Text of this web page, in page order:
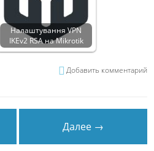
Налаштування VPN
IKEv2 RSA на Mikrotik
Добавить комментарий
Далее →